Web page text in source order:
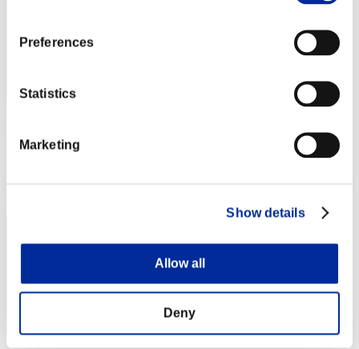
Preferences
Statistics
Marketing
Show details
Allow all
Deny
Puntos:Missions30/46'33"03